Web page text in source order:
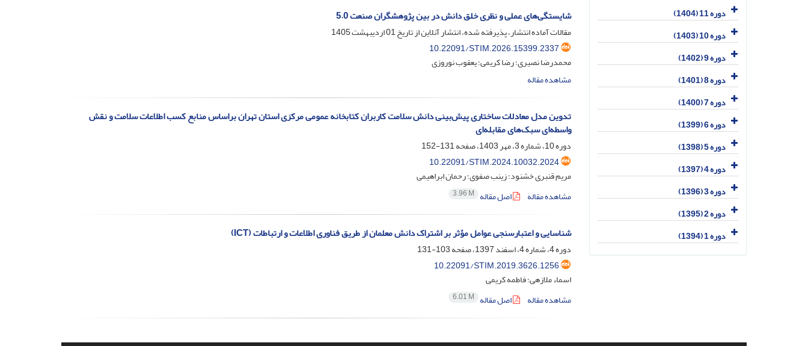
شایستگی‌های عملی و نظری خلق دانش در بین پژوهشگران صنعت 5.0
مقالات آماده انتشار، پذیرفته شده، انتشار آنلاین از تاریخ01 اردیبهشت 1405
10.22091/STIM.2026.15399.2337
محمدرضا نصیری؛ رضا کریمی؛ یعقوب نوروزی
مشاهده مقاله
تدوین مدل معادلات ساختاری پیش‌‌بینی دانش سلامت کاربران کتابخانه عمومی مرکزی استان تهران براساس منابع کسب اطلاعات سلامت و نقش
واسطه‌‌ای سبک‌‌های مقابله‌‌ای
دوره 10، شماره 3، مهر 1403، صفحه
131-152
10.22091/STIM.2024.10032.2024
مریم قنبری خشنود؛ زینب صفوی؛ رحمان ابراهیمی
مشاهده مقاله
اصل مقاله 3.96 M
شناسایی و اعتبارسنجی عوامل مؤثر بر اشتراک دانش معلمان از طریق فناوری اطلاعات و ارتباطات (ICT)
دوره 4، شماره 4، اسفند 1397، صفحه
103-131
10.22091/STIM.2019.3626.1256
اسماء ملازهی؛ فاطمه کریمی
مشاهده مقاله
اصل مقاله 6.01 M
دوره 11 (1404)
دوره 10 (1403)
دوره 9 (1402)
دوره 8 (1401)
دوره 7 (1400)
دوره 6 (1399)
دوره 5 (1398)
دوره 4 (1397)
دوره 3 (1396)
دوره 2 (1395)
دوره 1 (1394)